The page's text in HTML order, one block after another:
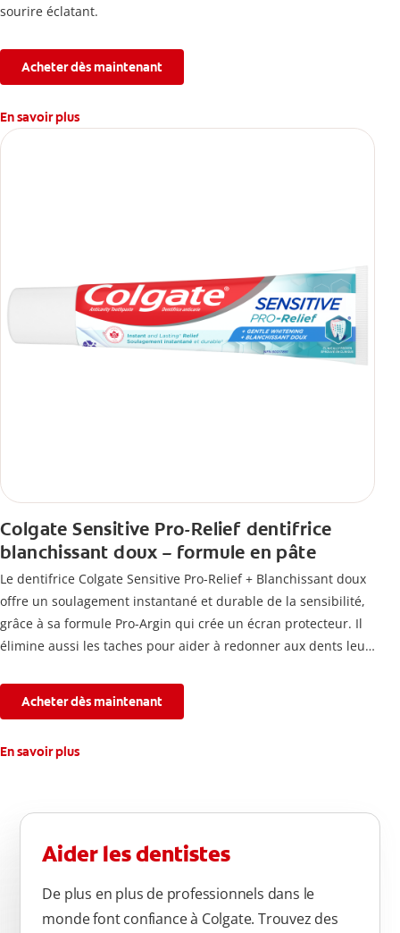
sourire éclatant.
Acheter dès maintenant
En savoir plus
Colgate Sensitive Pro-Relief dentifrice
blanchissant doux – formule en pâte
Le dentifrice Colgate Sensitive Pro-Relief + Blanchissant doux
offre un soulagement instantané et durable de la sensibilité,
grâce à sa formule Pro-Argin qui crée un écran protecteur. Il
élimine aussi les taches pour aider à redonner aux dents leur
connaissez.
Acheter dès maintenant
En savoir plus
Aider les dentistes
De plus en plus de professionnels dans le
monde font confiance à Colgate. Trouvez des